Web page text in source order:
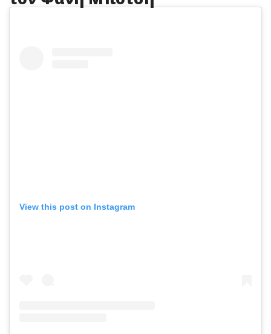
View this post on Instagram